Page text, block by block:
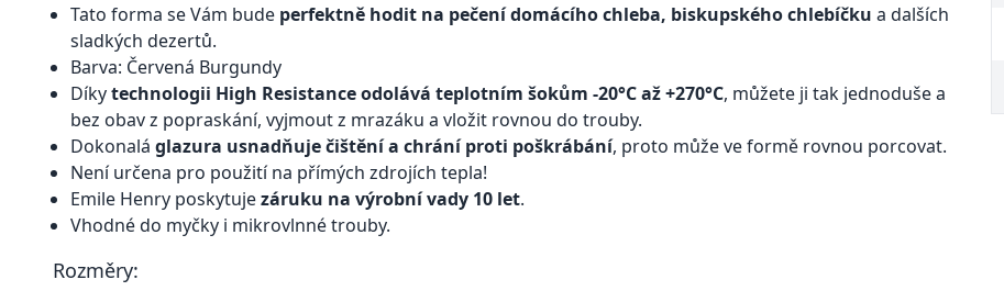
Tato forma se Vám bude perfektně hodit na pečení domácího chleba, biskupského chlebíčku a dalších
sladkých dezertů.
Barva: Červená Burgundy
Díkytechnologii High Resistance odolává teplotním šokům -20°C až +270°C, můžete ji tak jednoduše a
bez obav z popraskání, vyjmout z mrazáku a vložit rovnou do trouby.
Dokonalá glazura usnadňuje čištění a chrání proti poškrábání, proto může ve formě rovnou porcovat.
Není určena pro použití na přímých zdrojích tepla!
Emile Henry poskytujezáruku na výrobní vady 10 let.
Vhodné do myčky i mikrovlnné trouby.
Rozměry: